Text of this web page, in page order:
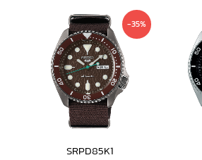
-35%
SRPD85K1
Original
price
was:
13,300 ฿.
Current
price